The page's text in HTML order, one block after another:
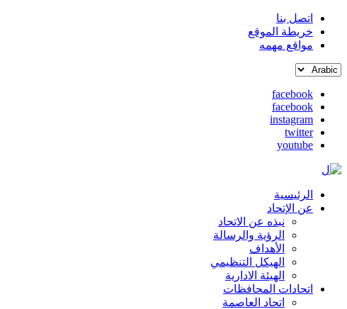
القائمة
العلوية
(header
top)
اتصل بنا
خريطة الموقع
مواقع مهمه
Select
language
social
media
facebook
facebook
instagram
twitter
youtube
Main
navigation
الرئيسية
عن الإتحاد
نبذه عن الاتحاد
الرؤية والرسالة
الأهداف
الهيكل التنظيمي
الهيئة الادارية
اتحادات المحافظات
اتحاد العاصمة